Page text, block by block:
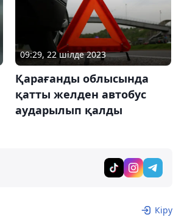
09:29, 22 шілде 2023
Қарағанды ​​облысында
қатты желден автобус
аударылып қалды
Кіру